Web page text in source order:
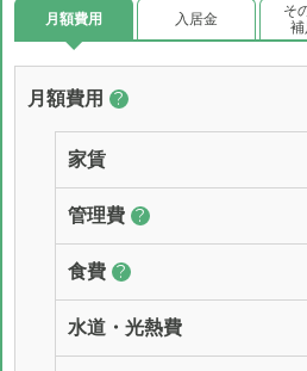
月額費用 入居金
そ
月額費用 ?
家賃
管理費 ?
食費 ?
水道・光熱費